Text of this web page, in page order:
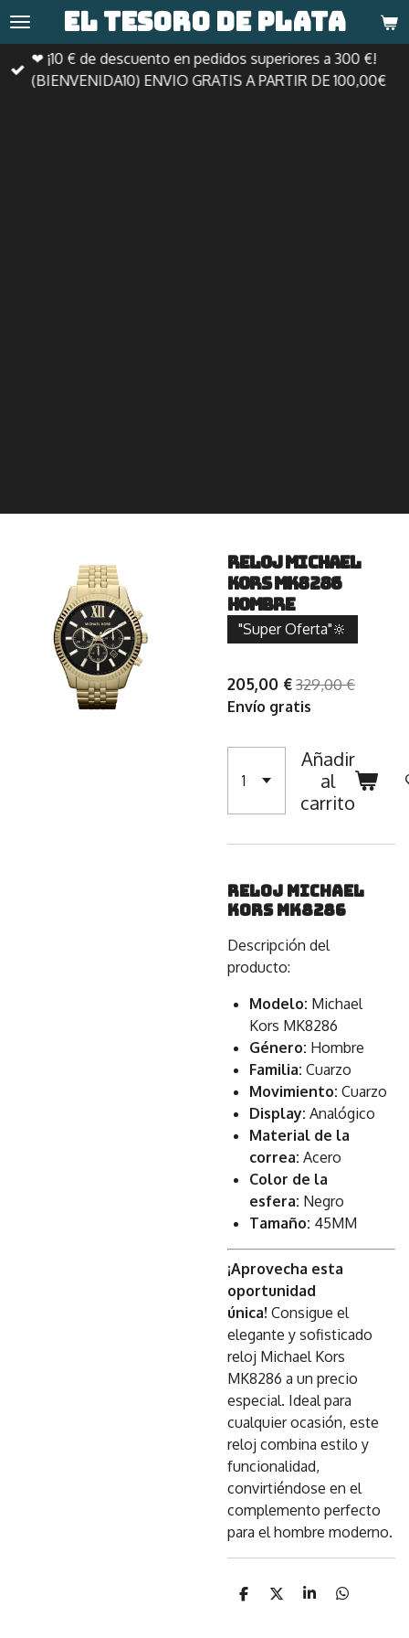
Ir
al
contenido
principal
El tesoro de plata
❤ ¡10 € de descuento en pedidos superiores a 300 €!
(BIENVENIDA10) ENVIO GRATIS A PARTIR DE 100,00€
Reloj Michael
Kors MK8286
Hombre
"Super Oferta"🔆
205,00 €329,00 €
Envío gratis
Añadir
al
carrito
Reloj Michael
Kors MK8286
Descripción del
producto:
Modelo: Michael
Kors MK8286
Género: Hombre
Familia: Cuarzo
Movimiento: Cuarzo
Display: Analógico
Material de la
correa: Acero
Color de la
esfera: Negro
Tamaño: 45MM
¡Aprovecha esta
oportunidad
única! Consigue el
elegante y sofisticado
reloj Michael Kors
MK8286 a un precio
especial. Ideal para
cualquier ocasión, este
reloj combina estilo y
funcionalidad,
convirtiéndose en el
complemento perfecto
para el hombre moderno.
C
C
C
C